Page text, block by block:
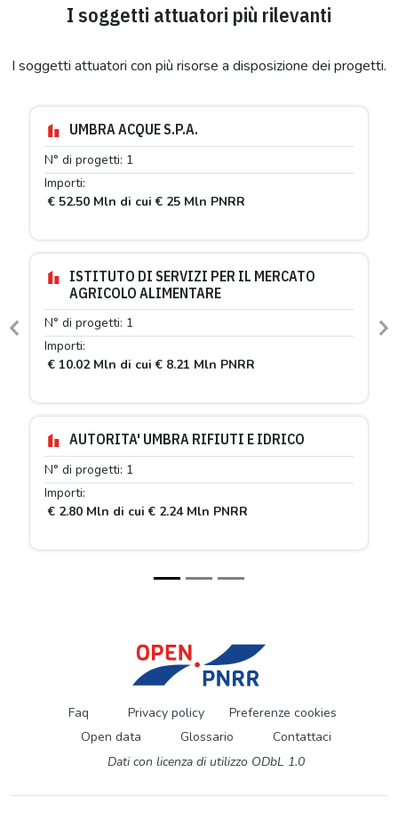
I soggetti attuatori più rilevanti
I soggetti attuatori con più risorse a disposizione dei progetti.
UMBRA ACQUE S.P.A.
N° di progetti: 1
Importi:
€ 52.50 Mln di cui € 25 Mln PNRR
ISTITUTO DI SERVIZI PER IL MERCATO
AGRICOLO ALIMENTARE
N° di progetti: 1
Importi:
€ 10.02 Mln di cui € 8.21 Mln PNRR
AUTORITA' UMBRA RIFIUTI E IDRICO
N° di progetti: 1
Importi:
€ 2.80 Mln di cui € 2.24 Mln PNRR
Previous
Faq Privacy policy
Preferenze cookies
Open data
Glossario
Contattaci
Dati con licenza di utilizzo ODbL 1.0